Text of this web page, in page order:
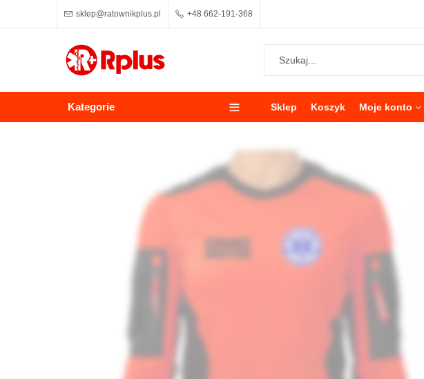
sklep@ratownikplus.pl +48 662-191-368
Kategorie Sklep Koszyk Moje konto